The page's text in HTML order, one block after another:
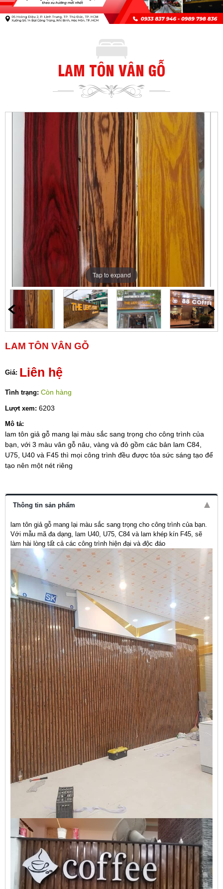
LAM TÔN VÂN GỖ
Tap to expand
LAM TÔN VÂN GỖ
Giá: Liên hệ
Tình trạng: Còn hàng
Lượt xem: 6203
Mô tả:
lam tôn giả gỗ mang lại màu sắc sang trọng cho công trình của
bạn, với 3 màu vân gỗ nâu, vàng và đỏ gồm các bản lam C84,
U75, U40 và F45 thì mọi công trình đều được tỏa sức sáng tạo để
tạo nên một nét riêng
Thông tin sản phẩm
lam tôn giả gỗ mang lại màu sắc sang trọng cho công trình của bạn.
Với mẫu mã đa dạng, lam U40, U75, C84 và lam khép kín F45, sẽ
làm hài lòng tất cả các công trình hiện đại và độc đáo